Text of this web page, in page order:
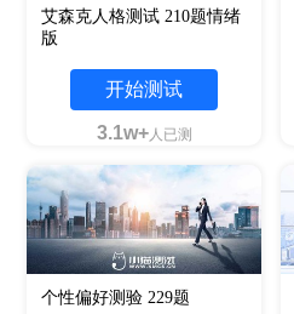
艾森克人格测试 210题情绪
版
开始测试
3.1w+人已测
个性偏好测验 229题